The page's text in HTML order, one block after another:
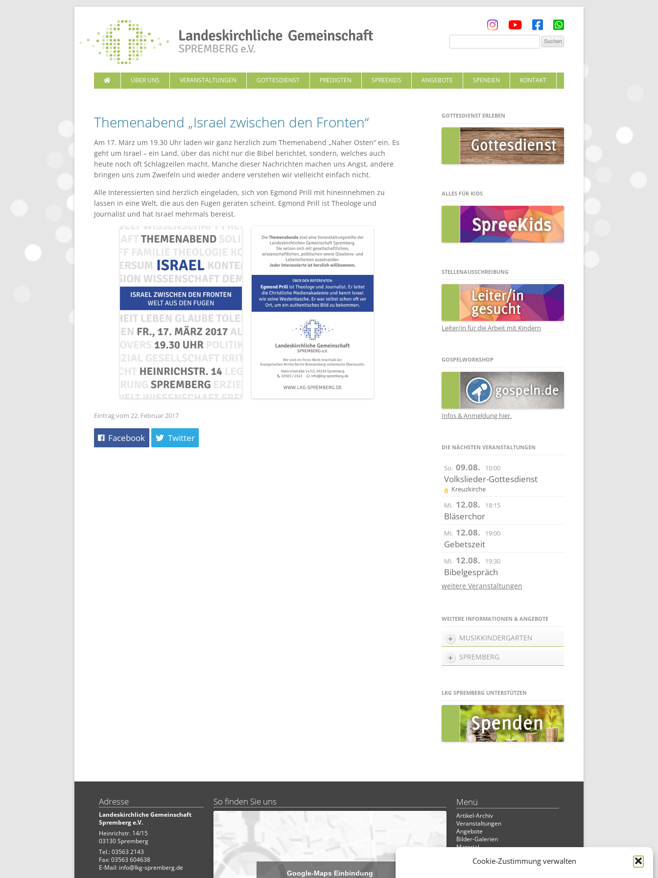
Cookie-Zustimmung verwalten
Zum Inhalt springen
ÜBER UNS VERANSTALTUNGEN GOTTESDIENST PREDIGTEN SPREEKIDS ANGEBOTE SPENDEN KONTAKT
Themenabend „Israel zwischen den Fronten“
Am 17. März um 19.30 Uhr laden wir ganz herzlich zum Themenabend „Naher Osten“ ein. Es
geht um Israel – ein Land, über das nicht nur die Bibel berichtet, sondern, welches auch
heute noch oft Schlagzeilen macht. Manche dieser Nachrichten machen uns Angst, andere
bringen uns zum Zweifeln und wieder andere verstehen wir vielleicht einfach nicht.
Alle Interessierten sind herzlich eingeladen, sich von Egmond Prill mit hineinnehmen zu
lassen in eine Welt, die aus den Fugen geraten scheint. Egmond Prill ist Theologe und
Journalist und hat Israel mehrmals bereist.
Eintrag vom 22. Februar 2017
Facebook Twitter
GOTTESDIENST ERLEBEN
ALLES FÜR KIDS
STELLENAUSSCHREIBUNG
Leiter/in für die Arbeit mit Kindern
GOSPELWORKSHOP
Infos & Anmeldung hier.
DIE NÄCHSTEN VERANSTALTUNGEN
So. 09.08. 10:00
Volkslieder-Gottesdienst
Kreuzkirche
Mi. 12.08. 18:15
Bläserchor
Mi. 12.08. 19:00
Gebetszeit
Mi. 12.08. 19:30
Bibelgespräch
weitere Veranstaltungen
WEITERE INFORMATIONEN & ANGEBOTE
MUSIKKINDERGARTEN
SPREMBERG
LKG SPREMBERG UNTERSTÜTZEN
Adresse
Landeskirchliche Gemeinschaft
Spremberg e.V.
Heinrichstr. 14/15
03130 Spremberg
Tel.: 03563 2143
Fax: 03563 604638
E-Mail: info@lkg-spremberg.de
So finden Sie uns Menü
Artikel-Archiv
Veranstaltungen
Angebote
Bilder-Galerien
Material
Kontakt